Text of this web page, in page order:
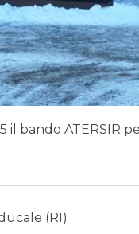
bando ATERSIR
(RI)